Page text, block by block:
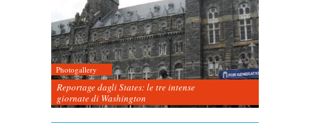
Photogallery
Reportage dagli States: le tre intense
giornate di Washington